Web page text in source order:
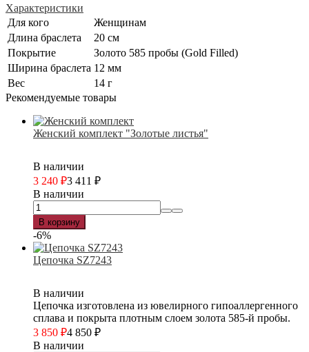
Характеристики
Для кого
Женщинам
Длина браслета
20 см
Покрытие
Золото 585 пробы (Gold Filled)
Ширина браслета 12 мм
Вес
14 г
Рекомендуемые товары
Женский комплект "Золотые листья"
В наличии
3 240 ₽3 411 ₽
В наличии
В корзину
-6%
Цепочка SZ7243
В наличии
Цепочка изготовлена из ювелирного гипоаллергенного
сплава и покрыта плотным слоем золота 585-й пробы.
3 850 ₽4 850 ₽
В наличии